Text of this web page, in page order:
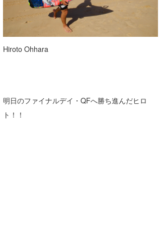
Hiroto Ohhara
明日のファイナルデイ・QFへ勝ち進んだヒロ
ト！！